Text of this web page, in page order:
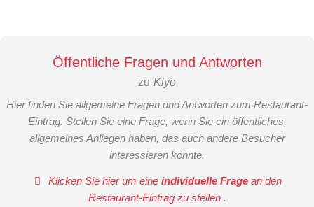
Öffentliche Fragen und Antworten
zu Klyo
Hier finden Sie allgemeine Fragen und Antworten zum Restaurant-
Eintrag. Stellen Sie eine Frage, wenn Sie ein öffentliches,
allgemeines Anliegen haben, das auch andere Besucher
interessieren könnte.
Klicken Sie hier um eineindividuelle Frage an den
Restaurant-Eintrag zu stellen .